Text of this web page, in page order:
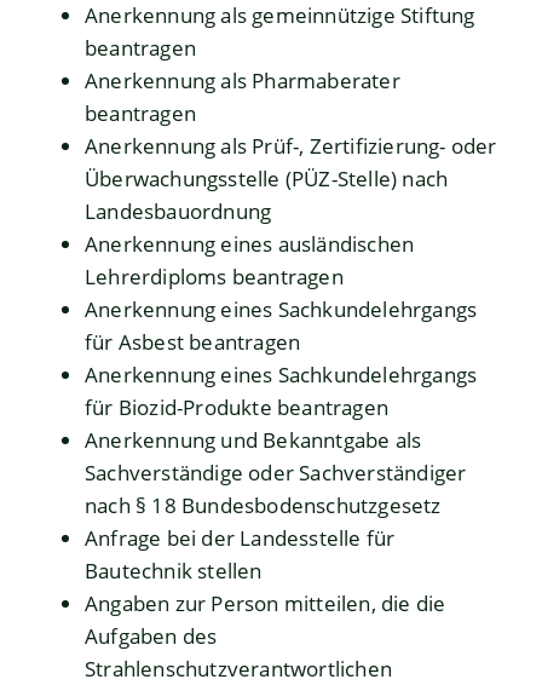
Anerkennung als gemeinnützige Stiftung
beantragen
Anerkennung als Pharmaberater
beantragen
Anerkennung als Prüf-, Zertifizierung- oder
Überwachungsstelle (PÜZ-Stelle) nach
Landesbauordnung
Anerkennung eines ausländischen
Lehrerdiploms beantragen
Anerkennung eines Sachkundelehrgangs
für Asbest beantragen
Anerkennung eines Sachkundelehrgangs
für Biozid-Produkte beantragen
Anerkennung und Bekanntgabe als
Sachverständige oder Sachverständiger
nach § 18 Bundesbodenschutzgesetz
Anfrage bei der Landesstelle für
Bautechnik stellen
Angaben zur Person mitteilen, die die
Aufgaben des
Strahlenschutzverantwortlichen